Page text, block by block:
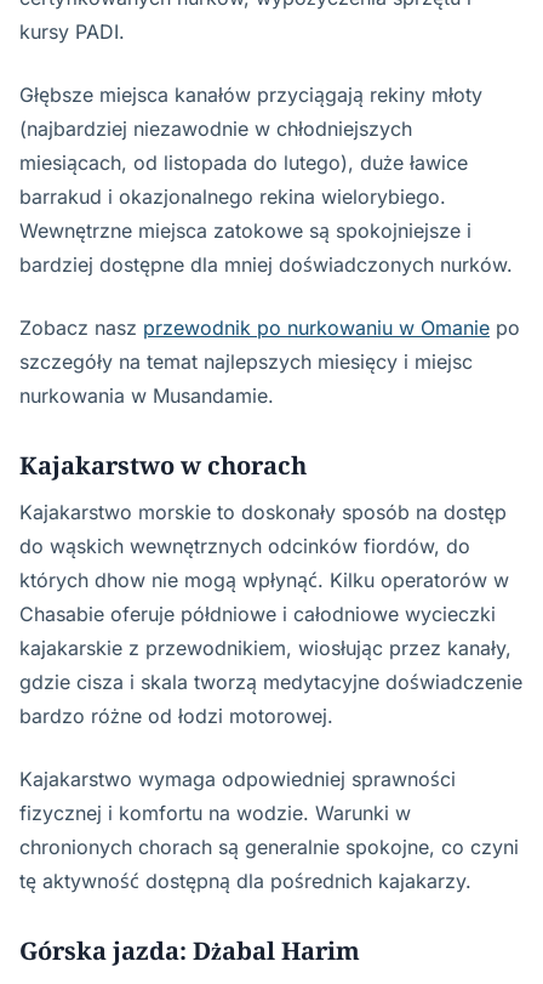
kursy PADI.
Głębsze miejsca kanałów przyciągają rekiny młoty
(najbardziej niezawodnie w chłodniejszych
miesiącach, od listopada do lutego), duże ławice
barrakud i okazjonalnego rekina wielorybiego.
Wewnętrzne miejsca zatokowe są spokojniejsze i
bardziej dostępne dla mniej doświadczonych nurków.
Zobacz nasz przewodnik po nurkowaniu w Omanie po
szczegóły na temat najlepszych miesięcy i miejsc
nurkowania w Musandamie.
Kajakarstwo w chorach
Kajakarstwo morskie to doskonały sposób na dostęp
do wąskich wewnętrznych odcinków fiordów, do
których dhow nie mogą wpłynąć. Kilku operatorów w
Chasabie oferuje półdniowe i całodniowe wycieczki
kajakarskie z przewodnikiem, wiosłując przez kanały,
gdzie cisza i skala tworzą medytacyjne doświadczenie
bardzo różne od łodzi motorowej.
Kajakarstwo wymaga odpowiedniej sprawności
fizycznej i komfortu na wodzie. Warunki w
chronionych chorach są generalnie spokojne, co czyni
tę aktywność dostępną dla pośrednich kajakarzy.
Górska jazda: Dżabal Harim